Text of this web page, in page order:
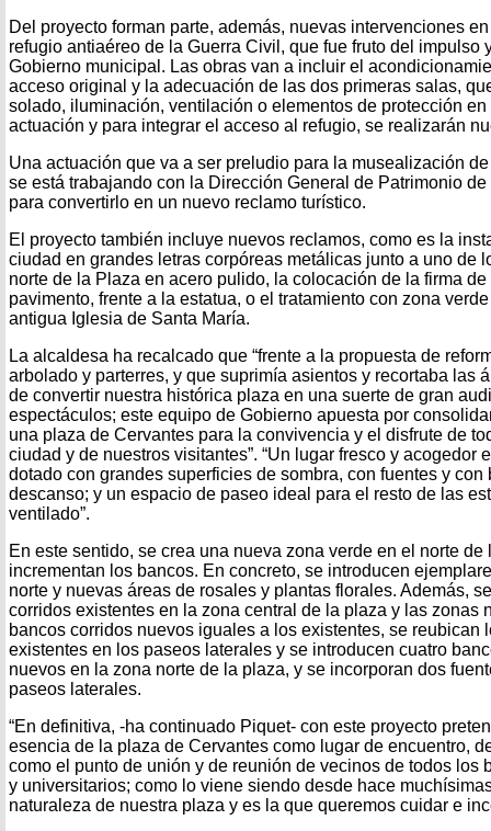
Del proyecto forman parte, además, nuevas intervenciones
refugio antiaéreo de la Guerra Civil, que fue fruto del impulso
Gobierno municipal. Las obras van a incluir el
acceso original y la adecuación de las dos primeras salas,
solado, iluminación, ventilación o elementos de protección
actuación y para integrar el acceso al refugio, se realizarán
Una actuación que va a ser preludio para la musealización
se está trabajando con la Dirección General de Patrimonio
para convertirlo en un nuevo reclamo turístico.
El proyecto también incluye nuevos reclamos, como es la
ciudad en grandes letras corpóreas metálicas junto a uno de
norte de la Plaza en acero pulido, la colocación de la firma
pavimento, frente a la estatua, o el tratamiento con zona
antigua Iglesia de Santa María.
La alcaldesa ha recalcado que “frente a la propuesta de
arbolado y parterres, y que suprimía asientos y recortaba las
de convertir nuestra histórica plaza en una suerte de gran
espectáculos; este equipo de Gobierno apuesta por
una plaza de Cervantes para la convivencia y el disfrute de
ciudad y de nuestros visitantes”. “Un lugar fresco y acogedor
dotado con grandes superficies de sombra, con fuentes y
descanso; y un espacio de paseo ideal para el resto de las
ventilado”.
En este sentido, se crea una nueva zona verde en el norte
incrementan los bancos. En concreto, se introducen
norte y nuevas áreas de rosales y plantas florales. Además,
corridos existentes en la zona central de la plaza y las zonas
bancos corridos nuevos iguales a los existentes, se reubican
existentes en los paseos laterales y se introducen cuatro
nuevos en la zona norte de la plaza, y se incorporan dos
paseos laterales.
“En definitiva, -ha continuado Piquet- con este proyecto
esencia de la plaza de Cervantes como lugar de encuentro,
como el punto de unión y de reunión de vecinos de todos los
y universitarios; como lo viene siendo desde hace
naturaleza de nuestra plaza y es la que queremos cuidar e